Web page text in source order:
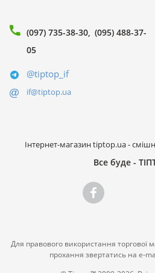
(097) 735-38-30 (095) 488-37-
05
@tiptop_if
if@tiptop.ua
Інтернет-магазин tiptop.ua -
Все буде -
Для правового використання торгової
прохання звертатись на e-